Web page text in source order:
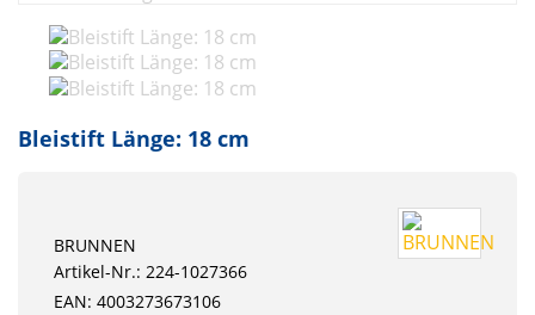
Bleistift Länge: 18 cm
BRUNNEN
Artikel-Nr.: 224-1027366
EAN: 4003273673106